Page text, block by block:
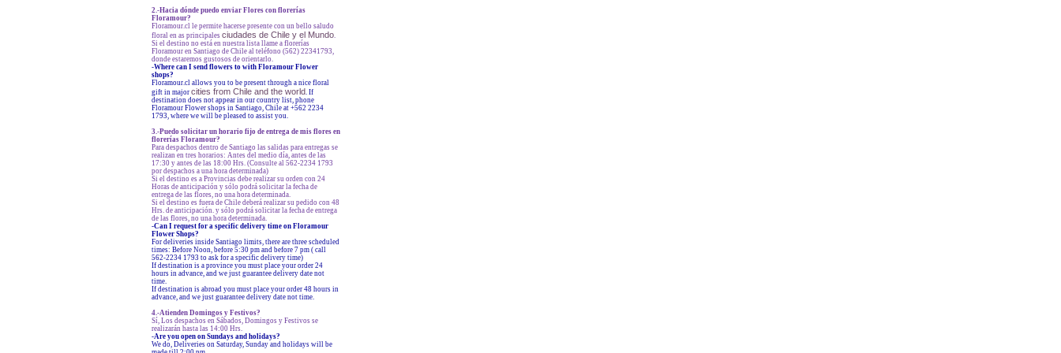
2.-Hacia dónde puedo enviar Flores con florerías
Floramour?
Floramour.cl le permite hacerse presente con un bello saludo
floral en as principales ciudades de Chile y el Mundo.
Si el destino no está en nuestra lista llame a florerías
Floramour en Santiago de Chile al teléfono (562) 22341793,
donde estaremos gustosos de orientarlo.
-Where can I send flowers to with Floramour Flower
shops?
Floramour.cl allows you to be present through a nice floral
gift in major cities from Chile and the world. If
destination does not appear in our country list, phone
Floramour Flower shops in Santiago, Chile at +562 2234
1793, where we will be pleased to assist you.
3.-Puedo solicitar un horario fijo de entrega de mis flores en
florerías Floramour?
Para despachos dentro de Santiago las salidas para entregas se
realizan en tres horarios: Antes del medio día, antes de las
17:30 y antes de las 18:00 Hrs. (Consulte al 562-2234 1793
por despachos a una hora determinada)
Si el destino es a Provincias debe realizar su orden con 24
Horas de anticipación y sólo podrá solicitar la fecha de
entrega de las flores, no una hora determinada.
Si el destino es fuera de Chile deberá realizar su pedido con 48
Hrs. de anticipación. y sólo podrá solicitar la fecha de entrega
de las flores, no una hora determinada.
-Can I request for a specific delivery time on Floramour
Flower Shops?
For deliveries inside Santiago limits, there are three scheduled
times: Before Noon, before 5:30 pm and before 7 pm ( call
562-2234 1793 to ask for a specific delivery time)
If destination is a province you must place your order 24
hours in advance, and we just guarantee delivery date not
time.
If destination is abroad you must place your order 48 hours in
advance, and we just guarantee delivery date not time.
4.-Atienden Domingos y Festivos?
Sí, Los despachos en Sábados, Domingos y Festivos se
realizarán hasta las 14:00 Hrs.
-Are you open on Sundays and holidays?
We do, Deliveries on Saturday, Sunday and holidays will be